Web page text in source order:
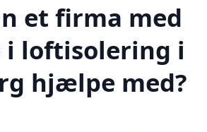
et firma med
i loftisolering i
hjælpe med?